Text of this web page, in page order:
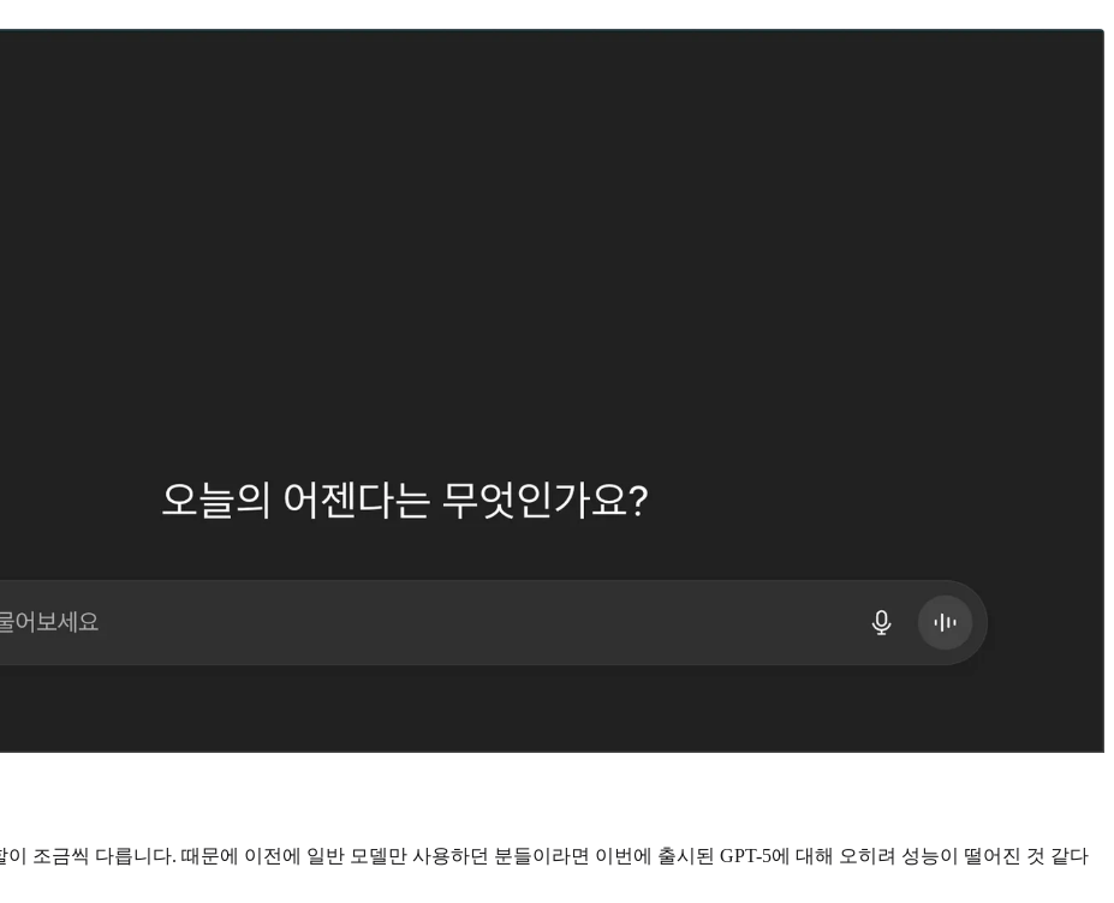
조금씩 다릅니다. 때문에 이전에 일반 모델만 사용하던 분들이라면 이번에 출시된 GPT-5에 대해 오히려 성능이 떨어진 것 같다